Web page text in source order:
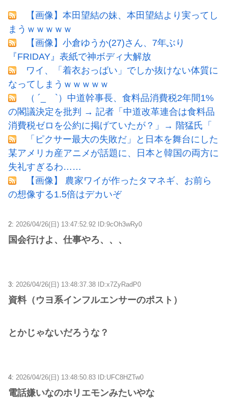
【画像】本田望結の妹、本田望結より実ってし
まうｗｗｗｗｗ
【画像】小倉ゆうか(27)さん、7年ぶり
『FRIDAY』表紙で神ボディ大解放
ワイ、「着衣おっばい」でしか抜けない体質に
なってしまうｗｗｗｗｗ
（ ´_ゝ`）中道幹事長、食料品消費税2年間1%
の閣議決定を批判 → 記者「中道改革連合は食料品
消費税ゼロを公約に掲げていたが？」→ 階猛氏「
「ピクサー最大の失敗だ」と日本を舞台にした
某アメリカ産アニメが話題に、日本と韓国の両方に
失礼すぎるわ……
【画像】 農家ワイが作ったタマネギ、お前ら
の想像する1.5倍はデカいぞ
2: 2026/04/26(日) 13:47:52.92 ID:9cOh3wRy0
国会行けよ、仕事やろ、、、
3: 2026/04/26(日) 13:48:37.38 ID:x7ZyRadP0
資料（ウヨ系インフルエンサーのポスト）
とかじゃないだろうな？
4: 2026/04/26(日) 13:48:50.83 ID:UFC8HZTw0
電話嫌いなのホリエモンみたいやな